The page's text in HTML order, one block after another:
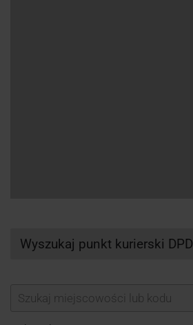
Wyszukaj punkt kurierski DPD